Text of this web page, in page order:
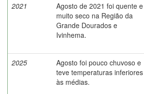
2021
Agosto de 2021 foi quente e
muito seco na Região da
Grande Dourados e
Ivinhema.
2025
Agosto foi pouco chuvoso e
teve temperaturas inferiores
às médias.